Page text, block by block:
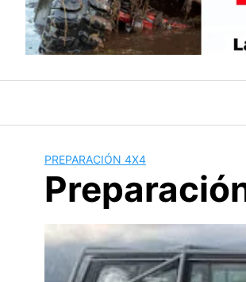
PREPARACIÓN 4X4